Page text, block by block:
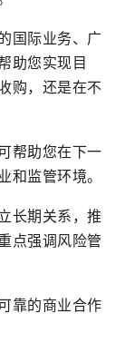
国际业务、广
助您实现目
购，还是在不
帮助您在下一
监管环境。
长期关系，推
点强调风险管
靠的商业合作